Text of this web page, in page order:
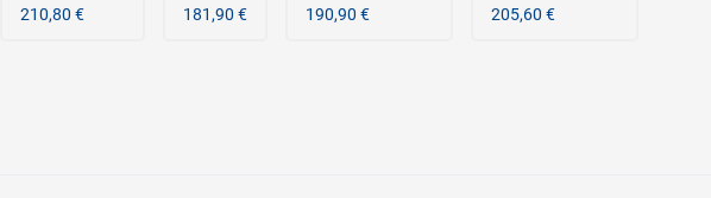
210,80 €
181,90 €
190,90 €
205,60 €